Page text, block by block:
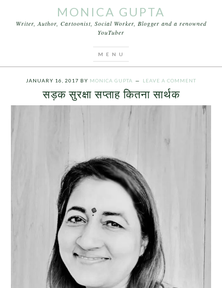
MONICA GUPTA
Writer, Author, Cartoonist, Social Worker, Blogger and a renowned
YouTuber
कारणों. यातायात के नियमों का पालन
JANUARY 16, 2017 BY MONICA GUPTA LEAVE A COMMENT
सड़क सुरक्षा सप्ताह कितना सार्थक